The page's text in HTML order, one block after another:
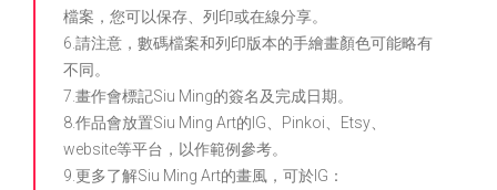
檔案，您可以保存、列印或在線分享。
6.請注意，數碼檔案和列印版本的手繪畫顏色可能略有
不同。
7.畫作會標記Siu Ming的簽名及完成日期。
8.作品會放置Siu Ming Art的IG、Pinkoi、Etsy、
website等平台，以作範例參考。
9.更多了解Siu Ming Art的畫風，可於IG：